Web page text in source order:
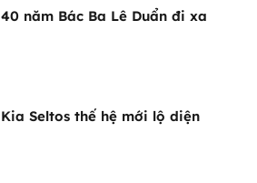
40 năm Bác Ba Lê Duẩn đi xa
Kia Seltos thế hệ mới lộ diện